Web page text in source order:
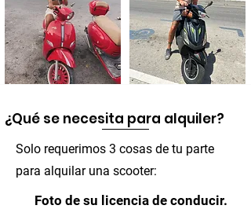
¿Qué se necesita para alquiler?
Solo requerimos 3 cosas de tu parte
para alquilar una scooter:
Foto de su licencia de conducir.